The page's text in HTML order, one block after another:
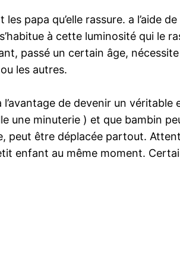
papa qu’elle rassure. a l’aide
à cette luminosité qui le
passé un certain âge,
les autres.
de devenir un
une minuterie ) et que bambin
peut être déplacée partout.
enfant au même moment.